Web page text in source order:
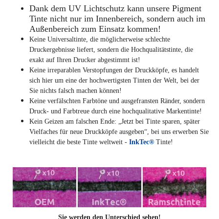
Dank dem UV Lichtschutz kann unsere Pigment
Tinte nicht nur im Innenbereich, sondern auch im
Außenbereich zum Einsatz kommen!
Keine Universaltinte, die möglicherweise schlechte
Druckergebnisse liefert, sondern die Hochqualitätstinte, die
exakt auf Ihren Drucker abgestimmt ist!
Keine irreparablen Verstopfungen der Druckköpfe, es handelt
sich hier um eine der hochwertigsten Tinten der Welt, bei der
Sie nichts falsch machen können!
Keine verfälschten Farbtöne und ausgefransten Ränder, sondern
Druck- und Farbtreue durch eine hochqualitative Markentinte!
Kein Geizen am falschen Ende: „Jetzt bei Tinte sparen, später
Vielfaches für neue Druckköpfe ausgeben“, bei uns erwerben Sie
vielleicht die beste Tinte weltweit - InkTec® Tinte!
Sie werden den Unterschied sehen!